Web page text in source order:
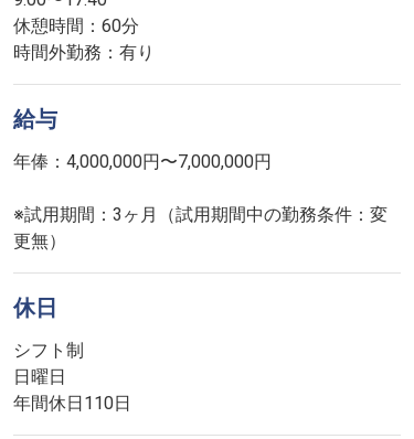
休憩時間：60分
時間外勤務：有り
給与
年俸：4,000,000円〜7,000,000円
※試用期間：3ヶ月（試用期間中の勤務条件：変
更無）
休日
シフト制
日曜日
年間休日110日